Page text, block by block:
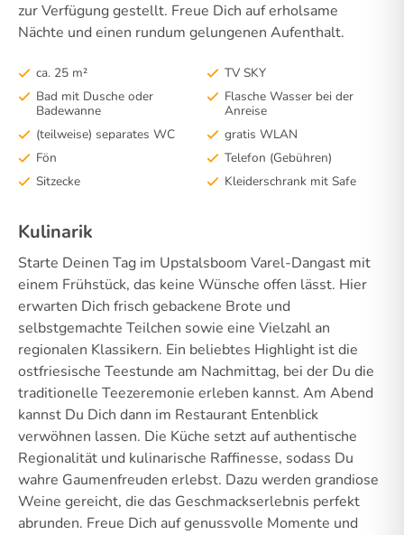
zur Verfügung gestellt. Freue Dich auf erholsame
Nächte und einen rundum gelungenen Aufenthalt.
ca. 25 m²
Bad mit Dusche oder
Badewanne
(teilweise) separates WC
Fön
Sitzecke
TV SKY
Flasche Wasser bei der
Anreise
gratis WLAN
Telefon (Gebühren)
Kleiderschrank mit Safe
Kulinarik
Starte Deinen Tag im Upstalsboom Varel-Dangast mit
einem Frühstück, das keine Wünsche offen lässt. Hier
erwarten Dich frisch gebackene Brote und
selbstgemachte Teilchen sowie eine Vielzahl an
regionalen Klassikern. Ein beliebtes Highlight ist die
ostfriesische Teestunde am Nachmittag, bei der Du die
traditionelle Teezeremonie erleben kannst. Am Abend
kannst Du Dich dann im Restaurant Entenblick
verwöhnen lassen. Die Küche setzt auf authentische
Regionalität und kulinarische Raffinesse, sodass Du
wahre Gaumenfreuden erlebst. Dazu werden grandiose
Weine gereicht, die das Geschmackserlebnis perfekt
abrunden. Freue Dich auf genussvolle Momente und